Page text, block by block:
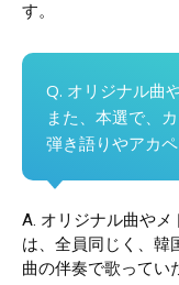
す。
Q. オリジナル曲
また、本選で、
弾き語りやアカ
A. オリジナル曲や
は、全員同じく、韓
曲の伴奏で歌ってい